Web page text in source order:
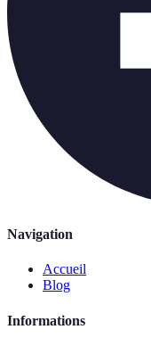
Navigation
Accueil
Blog
Informations